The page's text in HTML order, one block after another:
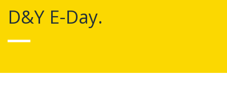
D&Y E-Day.